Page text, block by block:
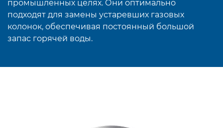
промышленных целях. Они оптимально
подходят для замены устаревших газовых
колонок, обеспечивая постоянный большой
запас горячей воды.